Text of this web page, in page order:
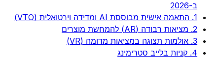
ב-2026
1. התאמה אישית מבוססת AI ומדידה וירטואלית (VTO)
2. מציאות רבודה (AR) להמחשת מוצרים
3. אולמות תצוגה במציאות מדומה (VR)
4. קניות בלייב סטרימינג